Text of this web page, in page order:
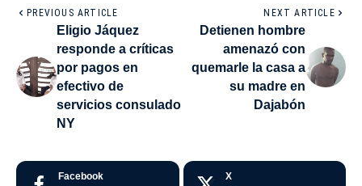
PREVIOUS ARTICLE
Eligio Jáquez
responde a críticas
por pagos en
efectivo de
servicios consulado
NY
NEXT ARTICLE
Detienen hombre
amenazó con
quemarle la casa a
su madre en
Dajabón
Facebook X